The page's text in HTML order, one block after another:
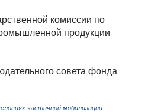
комиссии по
продукции
совета фонда
частичной мобилизации